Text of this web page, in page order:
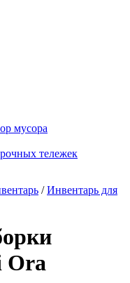
мусора
тележек
/Инвентарь для
Ora